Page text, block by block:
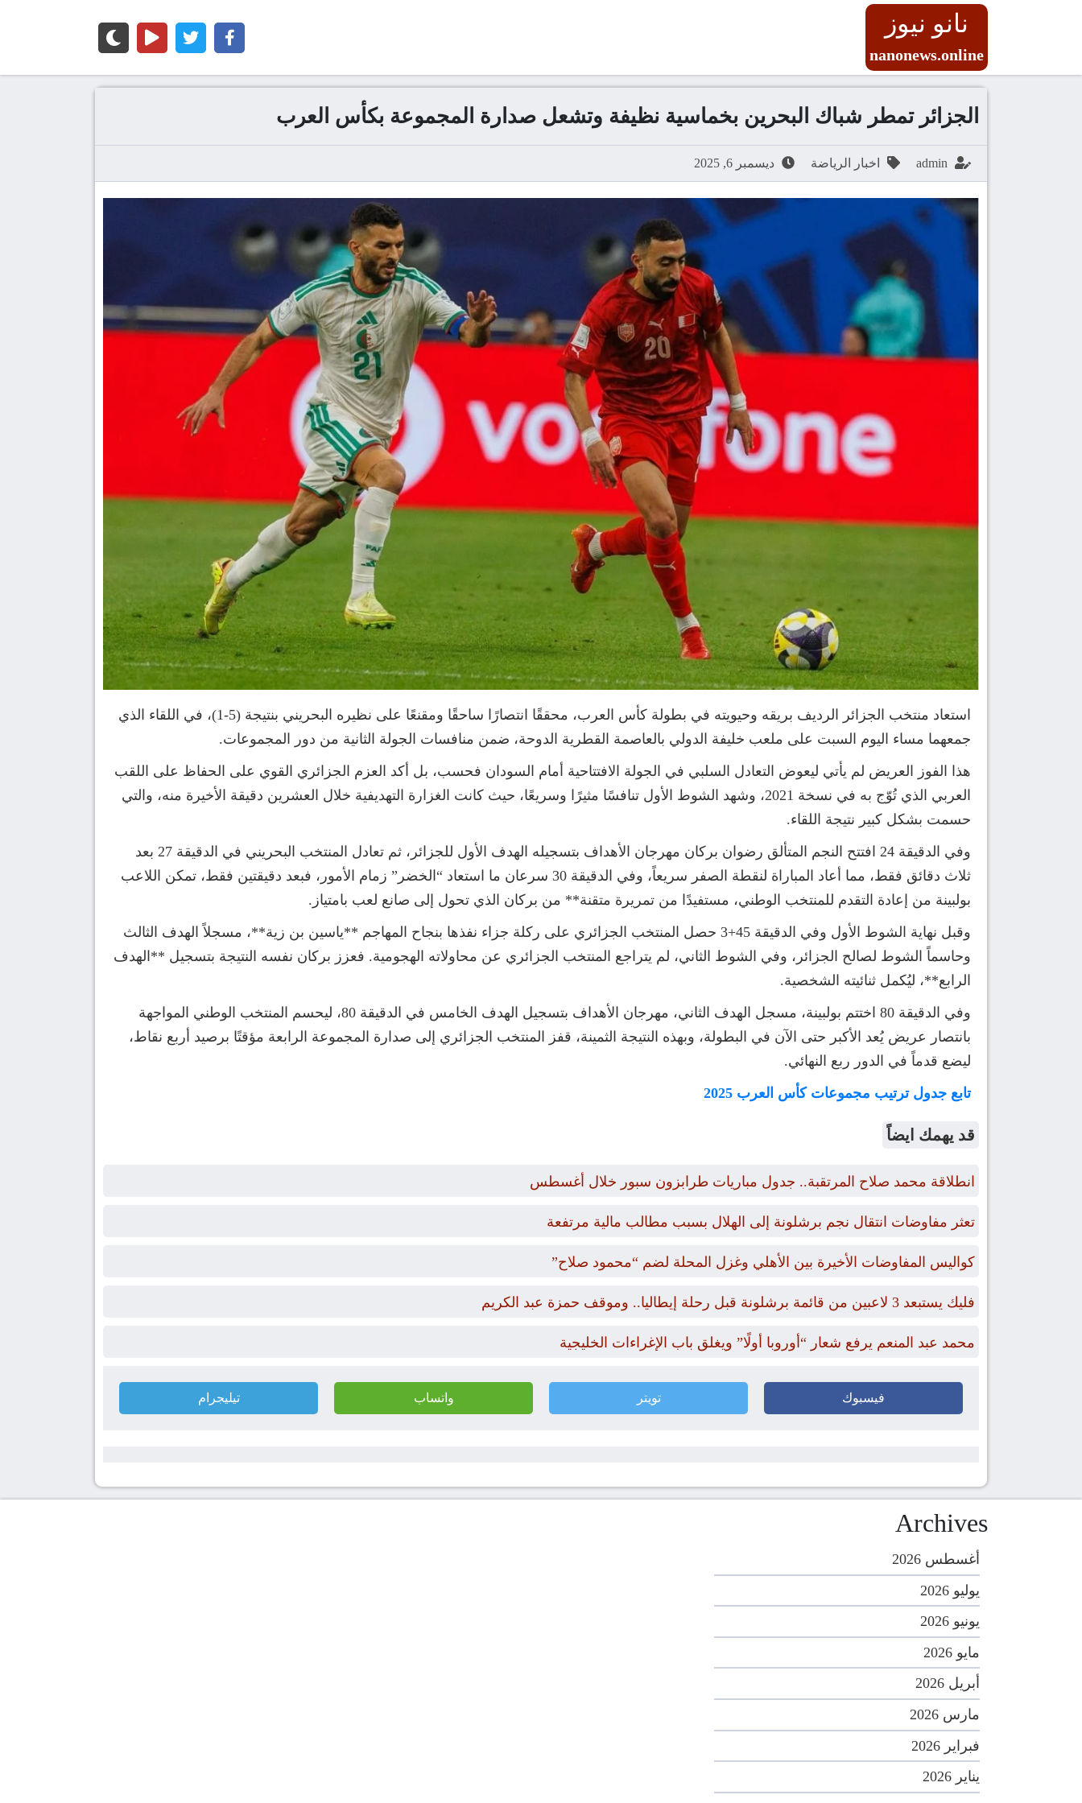
نانو نيوز
nanonews.online
الجزائر تمطر شباك البحرين بخماسية نظيفة وتشعل صدارة المجموعة بكأس العرب
admin اخبار الرياضة ديسمبر 6, 2025
استعاد منتخب الجزائر الرديف بريقه وحيويته في بطولة كأس العرب، محققًا انتصارًا ساحقًا ومقنعًا على نظيره البحريني بنتيجة (5-1)، في اللقاء الذي
جمعهما مساء اليوم السبت على ملعب خليفة الدولي بالعاصمة القطرية الدوحة، ضمن منافسات الجولة الثانية من دور المجموعات.
هذا الفوز العريض لم يأتي ليعوض التعادل السلبي في الجولة الافتتاحية أمام السودان فحسب، بل أكد العزم الجزائري القوي على الحفاظ على اللقب
العربي الذي تُوّج به في نسخة 2021، وشهد الشوط الأول تنافسًا مثيرًا وسريعًا، حيث كانت الغزارة التهديفية خلال العشرين دقيقة الأخيرة منه، والتي
حسمت بشكل كبير نتيجة اللقاء.
وفي الدقيقة 24 افتتح النجم المتألق رضوان بركان مهرجان الأهداف بتسجيله الهدف الأول للجزائر، ثم تعادل المنتخب البحريني في الدقيقة 27 بعد
ثلاث دقائق فقط، مما أعاد المباراة لنقطة الصفر سريعاً، وفي الدقيقة 30 سرعان ما استعاد “الخضر” زمام الأمور، فبعد دقيقتين فقط، تمكن اللاعب
بولبينة من إعادة التقدم للمنتخب الوطني، مستفيدًا من تمريرة متقنة** من بركان الذي تحول إلى صانع لعب بامتياز.
وقبل نهاية الشوط الأول وفي الدقيقة 45+3 حصل المنتخب الجزائري على ركلة جزاء نفذها بنجاح المهاجم **ياسين بن زية**، مسجلاً الهدف الثالث
وحاسماً الشوط لصالح الجزائر، وفي الشوط الثاني، لم يتراجع المنتخب الجزائري عن محاولاته الهجومية. فعزز بركان نفسه النتيجة بتسجيل **الهدف
الرابع**، ليُكمل ثنائيته الشخصية.
وفي الدقيقة 80 اختتم بولبينة، مسجل الهدف الثاني، مهرجان الأهداف بتسجيل الهدف الخامس في الدقيقة 80، ليحسم المنتخب الوطني المواجهة
بانتصار عريض يُعد الأكبر حتى الآن في البطولة، وبهذه النتيجة الثمينة، قفز المنتخب الجزائري إلى صدارة المجموعة الرابعة مؤقتًا برصيد أربع نقاط،
ليضع قدماً في الدور ربع النهائي.
تابع جدول ترتيب مجموعات كأس العرب 2025
قد يهمك ايضاً
انطلاقة محمد صلاح المرتقبة.. جدول مباريات طرابزون سبور خلال أغسطس
تعثر مفاوضات انتقال نجم برشلونة إلى الهلال بسبب مطالب مالية مرتفعة
كواليس المفاوضات الأخيرة بين الأهلي وغزل المحلة لضم “محمود صلاح”
فليك يستبعد 3 لاعبين من قائمة برشلونة قبل رحلة إيطاليا.. وموقف حمزة عبد الكريم
محمد عبد المنعم يرفع شعار “أوروبا أولًا” ويغلق باب الإغراءات الخليجية
فيسبوك تويتر واتساب تيليجرام
Archives
أغسطس 2026
يوليو 2026
يونيو 2026
مايو 2026
أبريل 2026
مارس 2026
فبراير 2026
يناير 2026